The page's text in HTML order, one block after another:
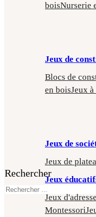
Rechercher
boisNurserie
Jeux de
Blocs de
en boisJeux
Jeux de
Jeux de
Jeux
Jeux d'adresse
Montessori